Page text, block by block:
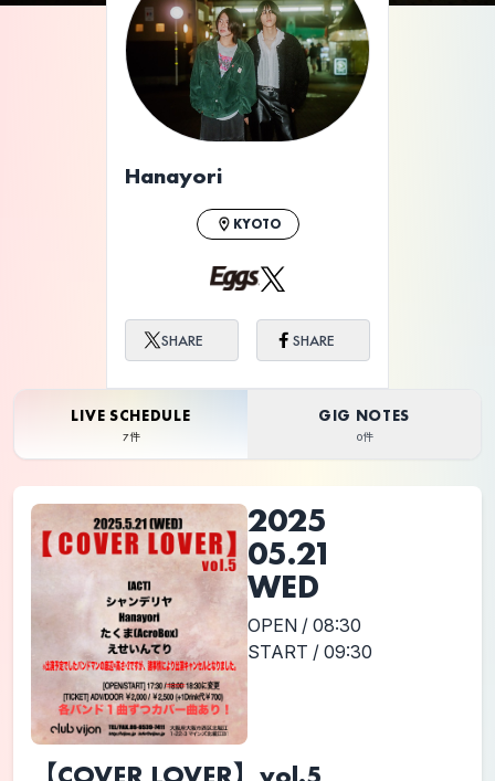
に。
Hanayori
KYOTO
SHARE SHARE
LIVE SCHEDULE
7件
GIG NOTES
0件
2025
05.21
WED
OPEN / 08:30
START / 09:30